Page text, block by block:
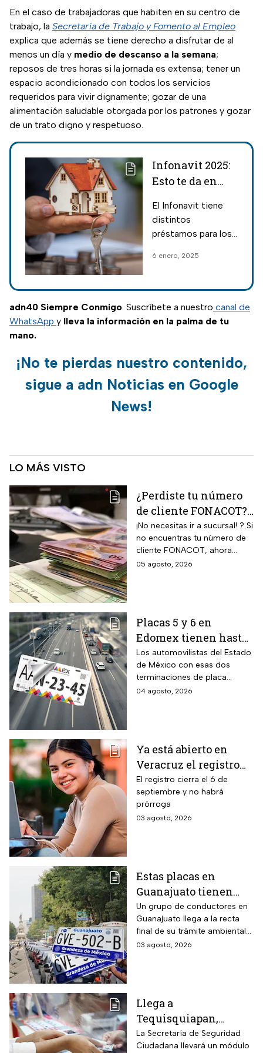
En el caso de trabajadoras que habiten en su centro de
trabajo, la Secretaría de Trabajo y Fomento al Empleo
explica que además se tiene derecho a disfrutar de al
menos un día y medio de descanso a la semana;
reposos de tres horas si la jornada es extensa; tener un
espacio acondicionado con todos los servicios
requeridos para vivir dignamente; gozar de una
alimentación saludable otorgada por los patrones y gozar
de un trato digno y respetuoso.
Infonavit 2025:
Esto te da en
8 mil pesos y
tienes 30 años
El Infonavit tiene
distintos
préstamos para los
2025, incluyendo
30 años y su salario
no excede los 8 mil
pesos mensuales.
6 enero, 2025
adn40 Siempre Conmigo. Suscríbete a nuestro canal de
WhatsApp y lleva la información en la palma de tu
mano.
¡No te pierdas nuestro contenido,
sigue a adn Noticias en Google
News!
LO MÁS VISTO
¿Perdiste tu número
de cliente FONACOT?
Así puedes
recuperarlo y
consultar tu crédito
2026
¡No necesitas ir a sucursal! ? Si
no encuentras tu número de
cliente FONACOT, ahora
puedes recuperarlo y
05 agosto, 2026
Placas 5 y 6 en
Edomex tienen hasta
el 31 de agosto 2026
para realizar la
verificación
vehicular o recibirán
Los automovilistas del Estado
de México con esas dos
terminaciones de placa
enfrentan el cierre de su
sanción de miles de pesos.
04 agosto, 2026
Ya está abierto en
Veracruz el registro
para becas de hasta
$3,000 pesos para
estudiantes de todos
los niveles: fecha
El registro cierra el 6 de
septiembre y no habrá
prórroga
03 agosto, 2026
Estas placas en
Guanajuato tienen
hasta el 31 de agosto
2026 para realizar la
verificación
vehicular o habrá
Un grupo de conductores en
Guanajuato llega a la recta
final de su trámite ambiental
semestral. El descuido cuesta
03 agosto, 2026
Llega a
Tequisquiapan,
Querétaro, unidad
móvil de licencia de
La Secretaría de Seguridad
Ciudadana llevará un módulo